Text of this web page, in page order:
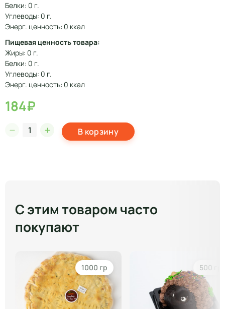
Белки: 0 г.
Углеводы: 0 г.
Энерг. ценность: 0 ккал
Пищевая ценность товара:
Жиры: 0 г.
Белки: 0 г.
Углеводы: 0 г.
Энерг. ценность: 0 ккал
184₽
В корзину
С этим товаром часто
покупают
1000 гр 500 гр